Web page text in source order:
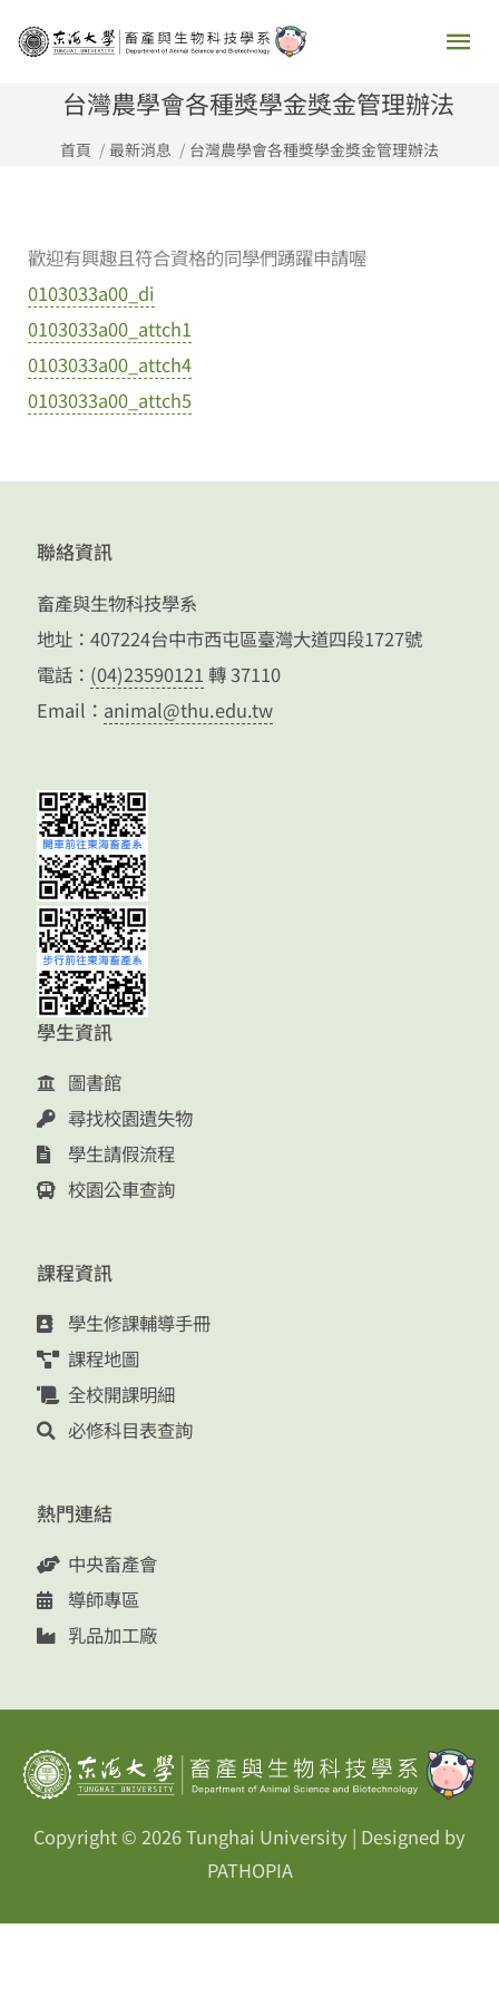
主
要
台灣農學會各種獎學金獎金管理辦法
首頁 最新消息 台灣農學會各種獎學金獎金管理辦法
歡迎有興趣且符合資格的同學們踴躍申請喔
0103033a00_di
0103033a00_attch1
0103033a00_attch4
0103033a00_attch5
聯絡資訊
畜產與生物科技學系
地址：407224台中市西屯區臺灣大道四段1727號
電話： (04)23590121 轉 37110
Email： animal@thu.edu.tw
學生資訊
圖書館
尋找校園遺失物
學生請假流程
校園公車查詢
課程資訊
學生修課輔導手冊
課程地圖
全校開課明細
必修科目表查詢
熱門連結
中央畜產會
導師專區
乳品加工廠
Copyright © 2026Tunghai University | Designed by
PATHOPIA